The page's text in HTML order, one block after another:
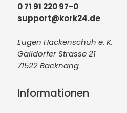
0 71 91 220 97-0
support@kork24.de
Eugen Hackenschuh e. K.
Gaildorfer Strasse 21
71522 Backnang
Informationen